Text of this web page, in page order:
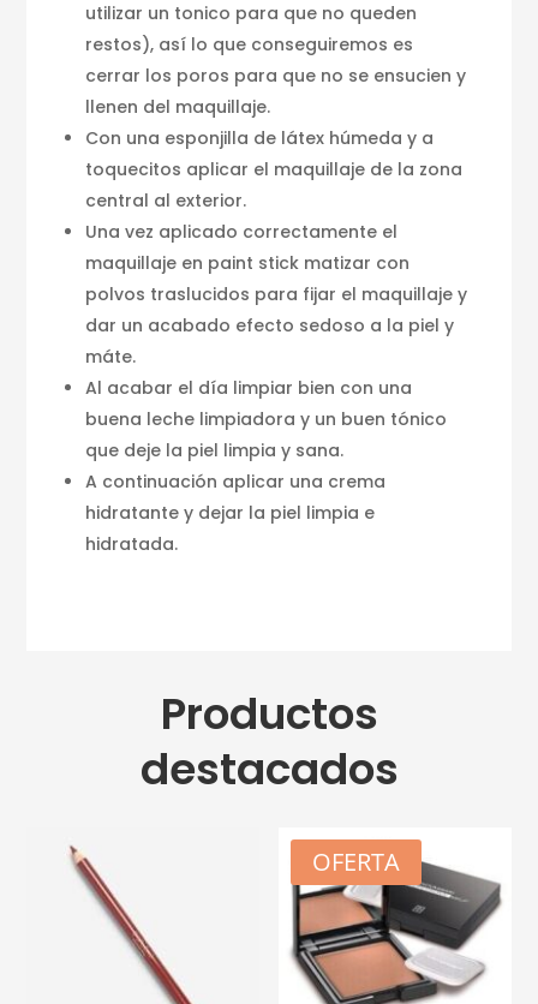
utilizar un tonico para que no queden
restos), así lo que conseguiremos es
cerrar los poros para que no se ensucien y
llenen del maquillaje.
Con una esponjilla de látex húmeda y a
toquecitos aplicar el maquillaje de la zona
central al exterior.
Una vez aplicado correctamente el
maquillaje en paint stick matizar con
polvos traslucidos para fijar el maquillaje y
dar un acabado efecto sedoso a la piel y
máte.
Al acabar el día limpiar bien con una
buena leche limpiadora y un buen tónico
que deje la piel limpia y sana.
A continuación aplicar una crema
hidratante y dejar la piel limpia e
hidratada.
Productos
destacados
OFERTA